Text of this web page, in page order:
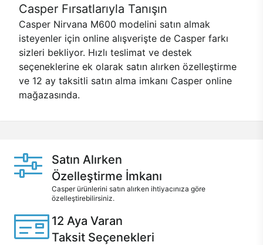
Casper Fırsatlarıyla Tanışın
Casper Nirvana M600 modelini satın almak
isteyenler için online alışverişte de Casper farkı
sizleri bekliyor. Hızlı teslimat ve destek
seçeneklerine ek olarak satın alırken özelleştirme
ve 12 ay taksitli satın alma imkanı Casper online
mağazasında.
Satın Alırken
Özelleştirme İmkanı
Casper ürünlerini satın alırken ihtiyacınıza göre
özelleştirebilirsiniz.
12 Aya Varan
Taksit Seçenekleri